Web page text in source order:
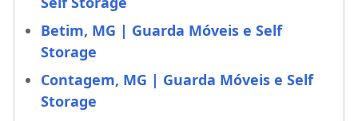
Betim, MG | Guarda Móveis e Self
Storage
Contagem, MG | Guarda Móveis e Self
Storage